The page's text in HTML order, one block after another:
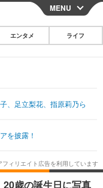
CLOSE
その他
映画・ドラマ
韓国・芸能
グルメ
MENU
エンタメ ライフ
、足立梨花、指原莉乃ら
を披露！
歳の誕生日に写真